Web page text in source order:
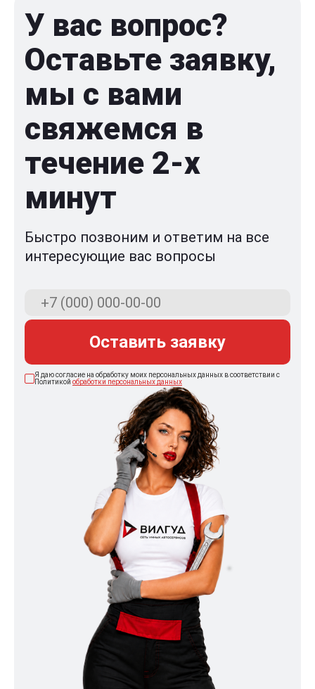
У вас вопрос?
Оставьте заявку,
мы с вами
свяжемся в
течение 2-x
минут
Быстро позвоним и ответим на все
интересующие вас вопросы
Оставить заявку
Я даю согласие на обработку моих персональных данных в соответствии с
Политикой обработки персональных данных